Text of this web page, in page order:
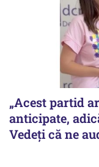
„Acest partid
anticipate,
Vedeți că ne